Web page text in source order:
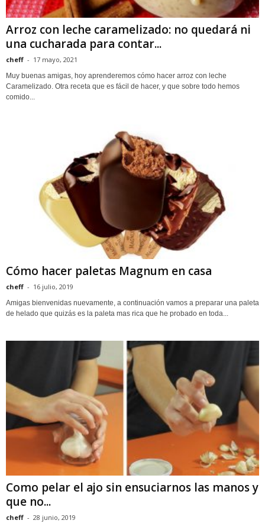
Arroz con leche caramelizado: no quedará ni
una cucharada para contar...
cheff - 17 mayo, 2021
Muy buenas amigas, hoy aprenderemos cómo hacer arroz con leche
Caramelizado. Otra receta que es fácil de hacer, y que sobre todo hemos
comido...
Cómo hacer paletas Magnum en casa
cheff - 16 julio, 2019
Amigas bienvenidas nuevamente, a continuación vamos a preparar una paleta
de helado que quizás es la paleta mas rica que he probado en toda...
Como pelar el ajo sin ensuciarnos las manos y
que no...
cheff - 28 junio, 2019